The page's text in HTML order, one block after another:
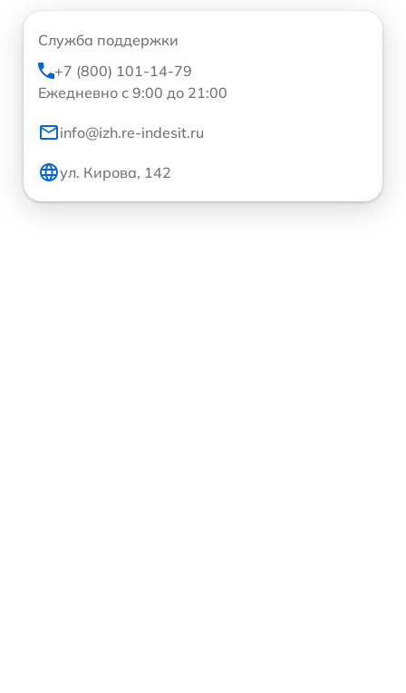
Служба поддержки
+7 (800) 101-14-79
Ежедневно с 9:00 до 21:00
info@izh.re-indesit.ru
ул. Кирова, 142